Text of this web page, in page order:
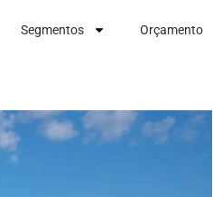
Segmentos Orçamento